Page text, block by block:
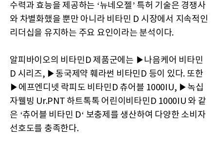
수력과 효능을 제공하는 ‘뉴네오젤’ 특허 기술은 경쟁사
와 차별화했을 뿐만 아니라 비타민 D 시장에서 지속적인
리더십을 유지하는 주요 요인이라는 분석이다.
알피바이오의 비타민D 제품군에는 ▶나음케어 비타민
D 시리즈, ▶동국제약 훼라썬 비타민D 등이 있다. 또한
▶에프엔디넷 락피도 비타민D 츄어블 1000IU, ▶녹십
자웰빙 Ur.PNT 하트톡톡 어린이비타민D 1000IU 와 같
은 ‘츄어블 비타민 D‘ 보충제를 생산하여 다양한 소비자
선호도를 충족한다.